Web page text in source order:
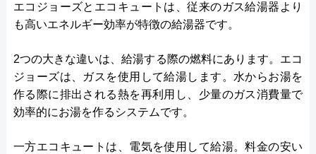
エコジョーズとエコキュートは、従来のガス給湯器より
も高いエネルギー効率が特徴の給湯器です。
2つの大きな違いは、給湯する際の燃料にあります。エコ
ジョーズは、ガスを使用して給湯します。水からお湯を
作る際に排出される熱を再利用し、少量のガス消費量で
効率的にお湯を作るシステムです。
一方エコキュートは、電気を使用して給湯。料金の安い